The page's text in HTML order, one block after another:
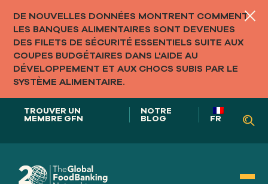
DE NOUVELLES DONNÉES MONTRENT COMMENT
LES BANQUES ALIMENTAIRES SONT DEVENUES
DES FILETS DE SÉCURITÉ ESSENTIELS SUITE AUX
COUPES BUDGÉTAIRES DANS L'AIDE AU
DÉVELOPPEMENT ET AUX CHOCS SUBIS PAR LE
SYSTÈME ALIMENTAIRE.
TROUVER UN
MEMBRE GFN
NOTRE
BLOG FR